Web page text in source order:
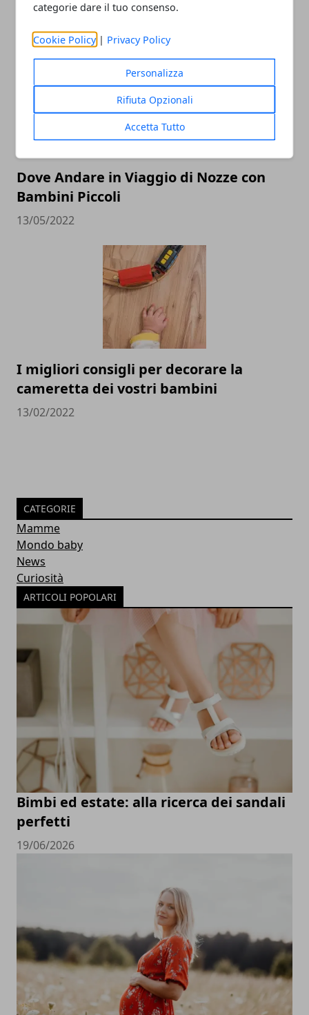
categorie dare il tuo consenso.
Cookie Policy | Privacy Policy
Personalizza
Rifiuta Opzionali
Accetta Tutto
Come insegnare l’inglese ai bambini
05/11/2022
Dove Andare in Viaggio di Nozze con
Bambini Piccoli
13/05/2022
I migliori consigli per decorare la
cameretta dei vostri bambini
13/02/2022
CATEGORIE
Mamme
Mondo baby
News
Curiosità
ARTICOLI POPOLARI
Bimbi ed estate: alla ricerca dei sandali
perfetti
19/06/2026